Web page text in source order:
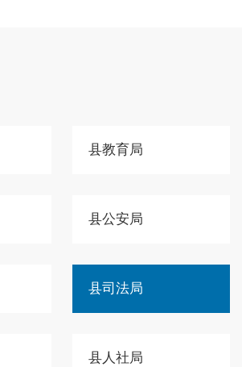
县教育局
县公安局
县司法局
县人社局